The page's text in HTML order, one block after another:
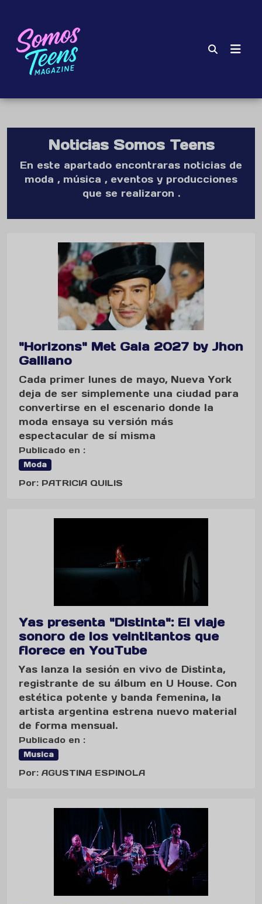
Noticias Somos Teens
En este apartado encontraras noticias de
moda , música , eventos y producciones
que se realizaron .
"Horizons" Met Gala 2027 by Jhon
Galliano
Cada primer lunes de mayo, Nueva York
deja de ser simplemente una ciudad para
convertirse en el escenario donde la
moda ensaya su versión más
espectacular de sí misma
Publicado en :
Moda
Por: PATRICIA QUILIS
Yas presenta "Distinta": El viaje
sonoro de los veintitantos que
florece en YouTube
Yas lanza la sesión en vivo de Distinta,
registrante de su álbum en U House. Con
estética potente y banda femenina, la
artista argentina estrena nuevo material
de forma mensual.
Publicado en :
Musica
Por: AGUSTINA ESPINOLA